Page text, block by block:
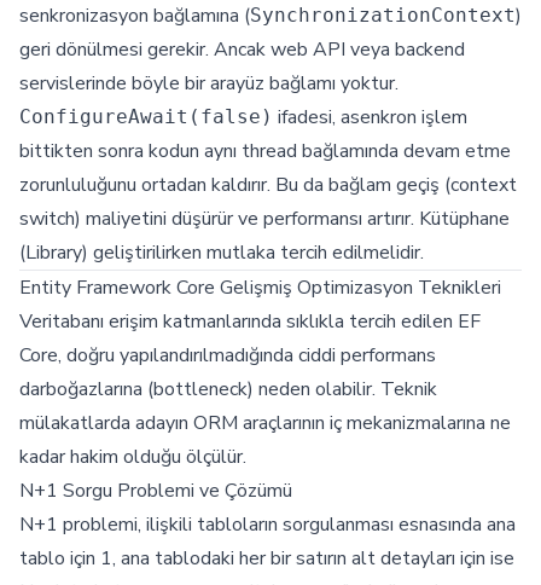
senkronizasyon bağlamına (SynchronizationContext)
geri dönülmesi gerekir. Ancak web API veya backend
servislerinde böyle bir arayüz bağlamı yoktur.
ConfigureAwait(false) ifadesi, asenkron işlem
bittikten sonra kodun aynı thread bağlamında devam etme
zorunluluğunu ortadan kaldırır. Bu da bağlam geçiş (context
switch) maliyetini düşürür ve performansı artırır. Kütüphane
(Library) geliştirilirken mutlaka tercih edilmelidir.
Entity Framework Core Gelişmiş Optimizasyon Teknikleri
Veritabanı erişim katmanlarında sıklıkla tercih edilen EF
Core, doğru yapılandırılmadığında ciddi performans
darboğazlarına (bottleneck) neden olabilir. Teknik
mülakatlarda adayın ORM araçlarının iç mekanizmalarına ne
kadar hakim olduğu ölçülür.
N+1 Sorgu Problemi ve Çözümü
N+1 problemi, ilişkili tabloların sorgulanması esnasında ana
tablo için 1, ana tablodaki her bir satırın alt detayları için ise